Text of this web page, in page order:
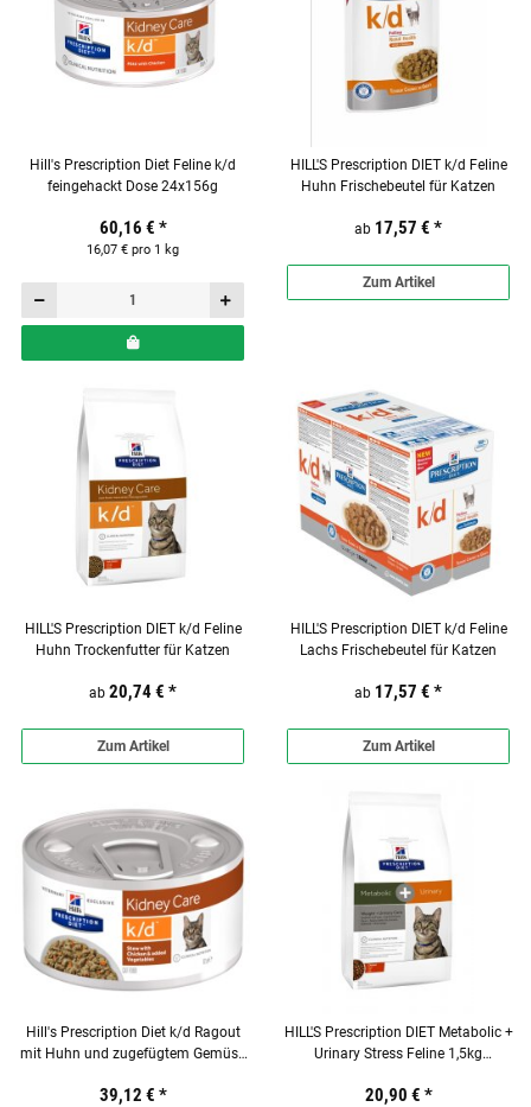
Hill's Prescription Diet Feline k/d
feingehackt Dose 24x156g
60,16 € *
16,07 € pro 1 kg
HILL'S Prescription DIET k/d Feline
Huhn Frischebeutel für Katzen
ab 17,57 € *
Zum Artikel
HILL'S Prescription DIET k/d Feline
Huhn Trockenfutter für Katzen
ab 20,74 € *
Zum Artikel
HILL'S Prescription DIET k/d Feline
Lachs Frischebeutel für Katzen
ab 17,57 € *
Zum Artikel
Hill's Prescription Diet k/d Ragout
mit Huhn und zugefügtem Gemüse
39,12 € *
HILL'S Prescription DIET Metabolic +
Urinary Stress Feline 1,5kg
20,90 € *